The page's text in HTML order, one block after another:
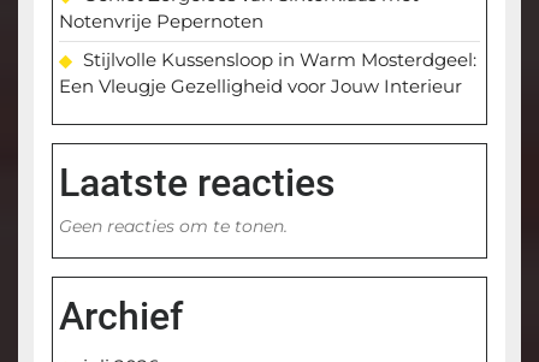
Notenvrije Pepernoten
Stijlvolle Kussensloop in Warm Mosterdgeel:
Een Vleugje Gezelligheid voor Jouw Interieur
Laatste reacties
Geen reacties om te tonen.
Archief